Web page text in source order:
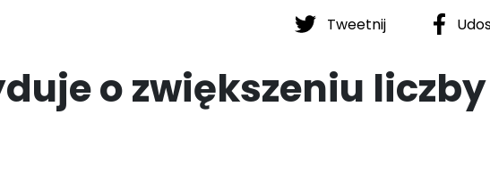
Tweetnij
o zwiększeniu liczby